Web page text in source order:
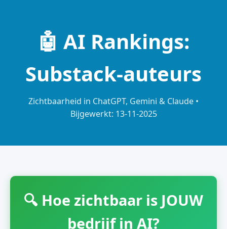
🤖 AI Rankings:
Substack-auteurs
Zichtbaarheid in ChatGPT, Gemini & Claude •
Bijgewerkt: 13-11-2025
🔍 Hoe zichtbaar is JOUW
bedrijf in AI?